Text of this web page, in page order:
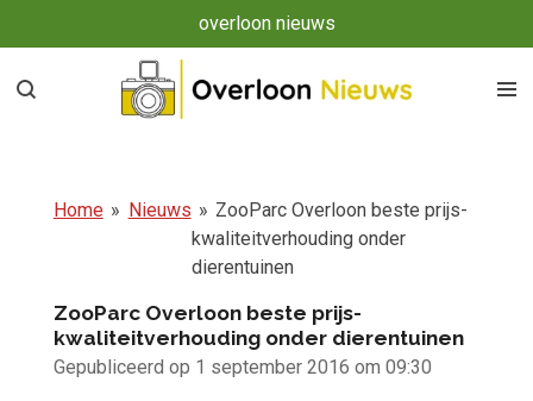
direct
naar
overloon nieuws
Home » Nieuws » ZooParc Overloon beste prijs-
kwaliteitverhouding onder
dierentuinen
ZooParc Overloon beste prijs-
kwaliteitverhouding onder dierentuinen
Gepubliceerd op 1 september 2016 om 09:30